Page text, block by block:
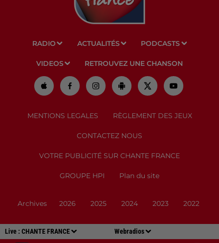
Live : CHANTE FRANCE Webradios
RADIO ACTUALITÉS PODCASTS
VIDEOS RETROUVEZ UNE CHANSON
MENTIONS LEGALES RÈGLEMENT DES JEUX
CONTACTEZ NOUS
VOTRE PUBLICITÉ SUR CHANTE FRANCE
GROUPE HPI Plan du site
Archives 2026 2025 2024 2023 2022